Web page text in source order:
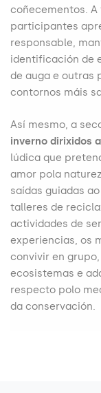
coñecementos.
participantes
responsable,
identificación de
de auga e outras
contornos máis
Así mesmo, a
inverno dirixidos
lúdica que
amor pola
saídas guiadas
talleres de
actividades de
experiencias, os
convivir en
ecosistemas e
respecto polo
da conservación.